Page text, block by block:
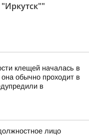
клещей началась в
она обычно проходит в
в
лицо